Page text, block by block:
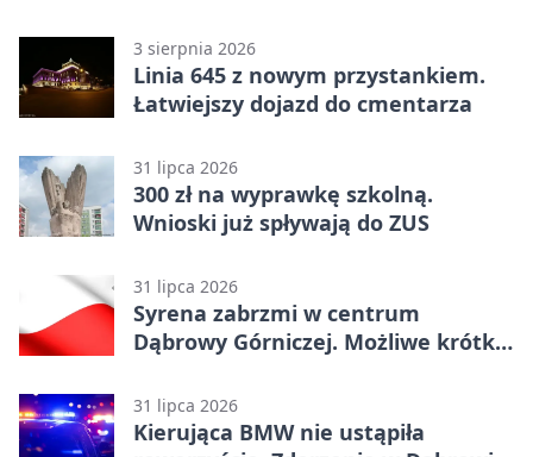
3 sierpnia 2026
Linia 645 z nowym przystankiem.
Łatwiejszy dojazd do cmentarza
31 lipca 2026
300 zł na wyprawkę szkolną.
Wnioski już spływają do ZUS
31 lipca 2026
Syrena zabrzmi w centrum
Dąbrowy Górniczej. Możliwe krótkie
31 lipca 2026
Kierująca BMW nie ustąpiła